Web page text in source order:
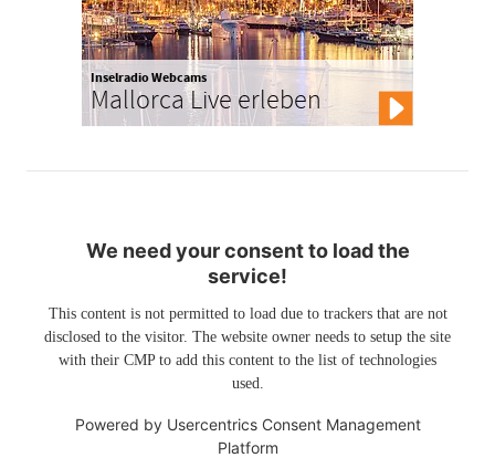
Inselradio Webcams
Mallorca Live erleben
We need your consent to load the
service!
This content is not permitted to load due to trackers that are not
disclosed to the visitor. The website owner needs to setup the site
with their CMP to add this content to the list of technologies
used.
Powered by Usercentrics Consent Management
Platform